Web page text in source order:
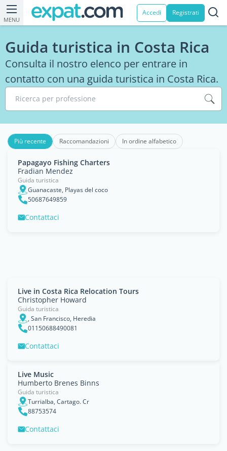
MENU
Accedi Registrati
Guida turistica in Costa Rica
Consulta il nostro elenco per entrare in
contatto con una guida turistica in Costa Rica.
Ricerca per professione
Più recente Raccomandazioni In ordine alfabetico
Papagayo Fishing Charters
Fradian Mendez
Guida turistica
Guanacaste, Playas del coco
50687649859
Contattaci
Live in Costa Rica Relocation Tours
Christopher Howard
Guida turistica
, San Francisco, Heredia
01150688490081
Contattaci
Live Music
Humberto Brenes Binns
Guida turistica
Turrialba, Cartago. Cr
88753574
Contattaci